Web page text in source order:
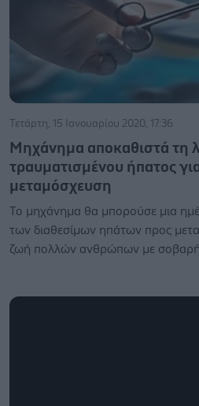
Τετάρτη, 15 Ιανουαρίου 2020, 17:36
Μηχάνημα αποκαθιστά τη
τραυματισμένου ήπατος
μεταμόσχευση
Το μηχάνημα θα μπορούσε μια
των διαθεσίμων ηπάτων προς
ζωή πολλών ανθρώπων με σοβαρή